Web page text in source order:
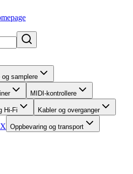
samplere
MIDI-kontrollere
Hi-Fi Kabler og overganger
Oppbevaring og transport